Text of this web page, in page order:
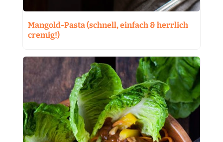
Mangold-Pasta (schnell, einfach & herrlich
cremig!)